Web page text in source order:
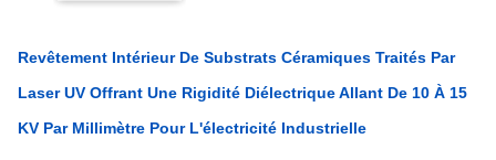
Revêtement Intérieur De Substrats Céramiques Traités Par
Laser UV Offrant Une Rigidité Diélectrique Allant De 10 À 15
KV Par Millimètre Pour L'électricité Industrielle